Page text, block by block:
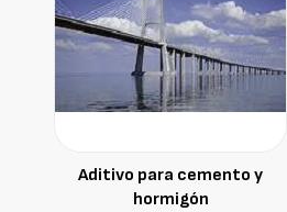
Aditivo para cemento y
hormigón